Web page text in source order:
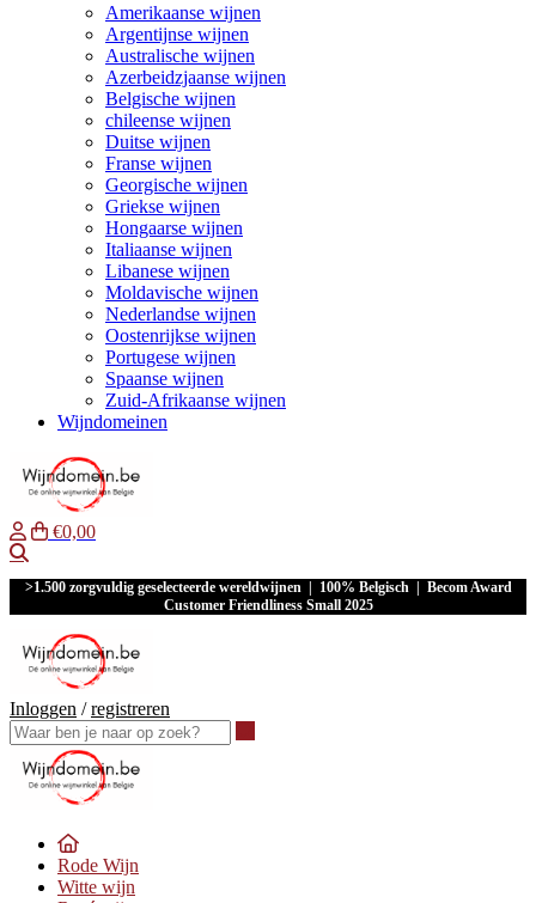
Amerikaanse wijnen
Argentijnse wijnen
Australische wijnen
Azerbeidzjaanse wijnen
Belgische wijnen
chileense wijnen
Duitse wijnen
Franse wijnen
Georgische wijnen
Griekse wijnen
Hongaarse wijnen
Italiaanse wijnen
Libanese wijnen
Moldavische wijnen
Nederlandse wijnen
Oostenrijkse wijnen
Portugese wijnen
Spaanse wijnen
Zuid-Afrikaanse wijnen
Wijndomeinen
€0,00
>1.500 zorgvuldig geselecteerde wereldwijnen | 100% Belgisch | Becom Award
Customer Friendliness Small 2025
Inloggen /registreren
Rode Wijn
Witte wijn